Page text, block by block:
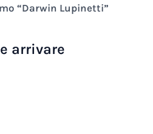
“Darwin Lupinetti”
arrivare